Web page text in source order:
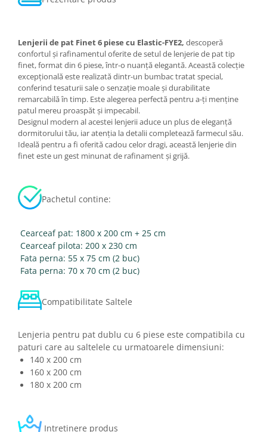
Lenjerii de pat Finet 6 piese cu Elastic-FYE2, descoperă
confortul și rafinamentul oferite de setul de lenjerie de pat tip
finet, format din 6 piese, într-o nuanță elegantă. Această colecție
excepțională este realizată dintr-un bumbac tratat special,
conferind tesaturii sale o senzație moale și durabilitate
remarcabilă în timp. Este alegerea perfectă pentru a-ți menține
patul mereu proaspăt și impecabil.
Designul modern al acestei lenjerii aduce un plus de eleganță
dormitorului tău, iar atenția la detalii completează farmecul său.
Ideală pentru a fi oferită cadou celor dragi, această lenjerie din
finet este un gest minunat de rafinament și grijă.
Pachetul contine:
Cearceaf pat: 1800 x 200 cm + 25 cm
Cearceaf pilota: 200 x 230 cm
Fata perna: 55 x 75 cm (2 buc)
Fata perna: 70 x 70 cm (2 buc)
Compatibilitate Saltele
Lenjeria pentru pat dublu cu 6 piese este compatibila cu
paturi care au saltelele cu urmatoarele dimensiuni:
140 x 200 cm
160 x 200 cm
180 x 200 cm
Intretinere produs